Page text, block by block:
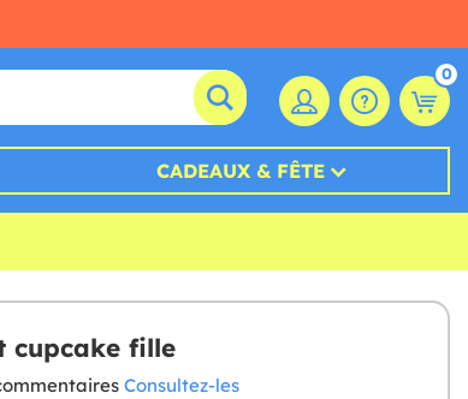
0
CADEAUX & FÊTE
cupcake fille
Consultez-les